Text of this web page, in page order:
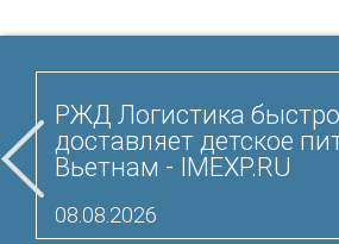
РЖД Логистика быстро
доставляет детское
Вьетнам - IMEXP.RU
08.08.2026